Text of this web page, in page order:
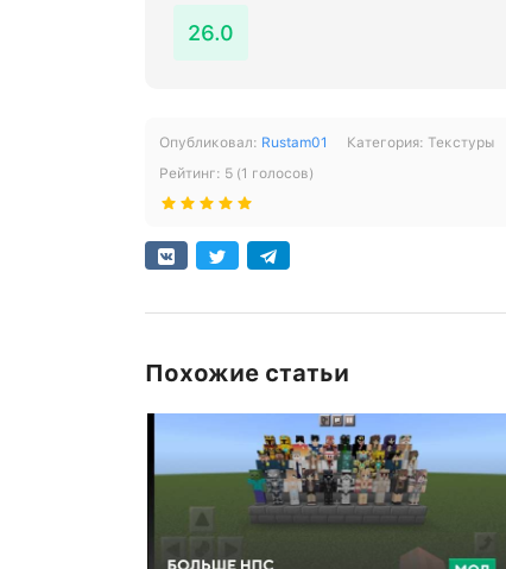
26.0
Опубликовал: Rustam01 Категория: Текстуры
Рейтинг: 5 (1 голосов)
Похожие статьи